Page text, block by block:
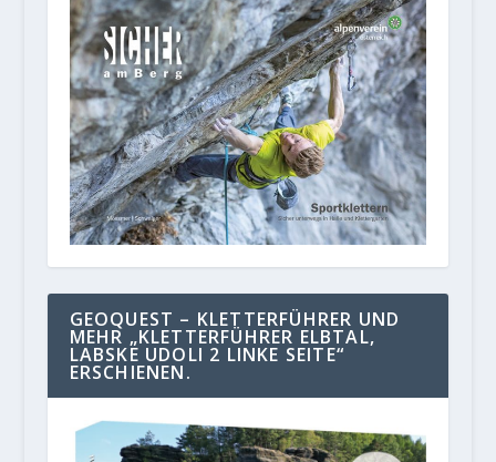
GEOQUEST – KLETTERFÜHRER UND
MEHR „KLETTERFÜHRER ELBTAL,
LABSKE UDOLI 2 LINKE SEITE“
ERSCHIENEN.